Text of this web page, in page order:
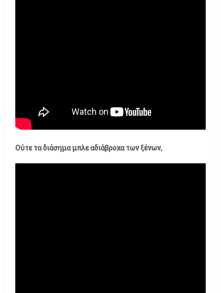
Ούτε τα διάσημα μπλε αδιάβροχα των ξένων,